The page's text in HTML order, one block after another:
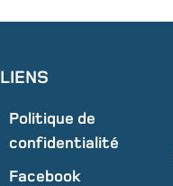
LIENS
Politique de
confidentialité
Facebook